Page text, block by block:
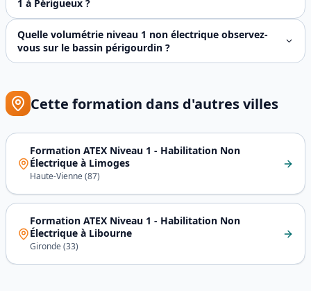
1 à Périgueux ?
Non, les niveaux 0 et 1 sont **indépendants et ciblent
Quelle volumétrie niveau 1 non électrique observez-
vous sur le bassin périgourdin ?
Cette formation dans d'autres villes
Formation ATEX Niveau 1 - Habilitation Non
Électrique à Limoges
Haute-Vienne(87)
Formation ATEX Niveau 1 - Habilitation Non
Électrique à Libourne
Gironde(33)